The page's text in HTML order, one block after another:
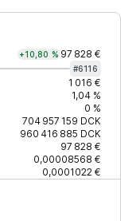
+10,80 % 97 828 €
#6116
1 016 €
1,04 %
0 %
704 957 159 DCK
960 416 885 DCK
97 828 €
0,00008568 €
0,0001022 €